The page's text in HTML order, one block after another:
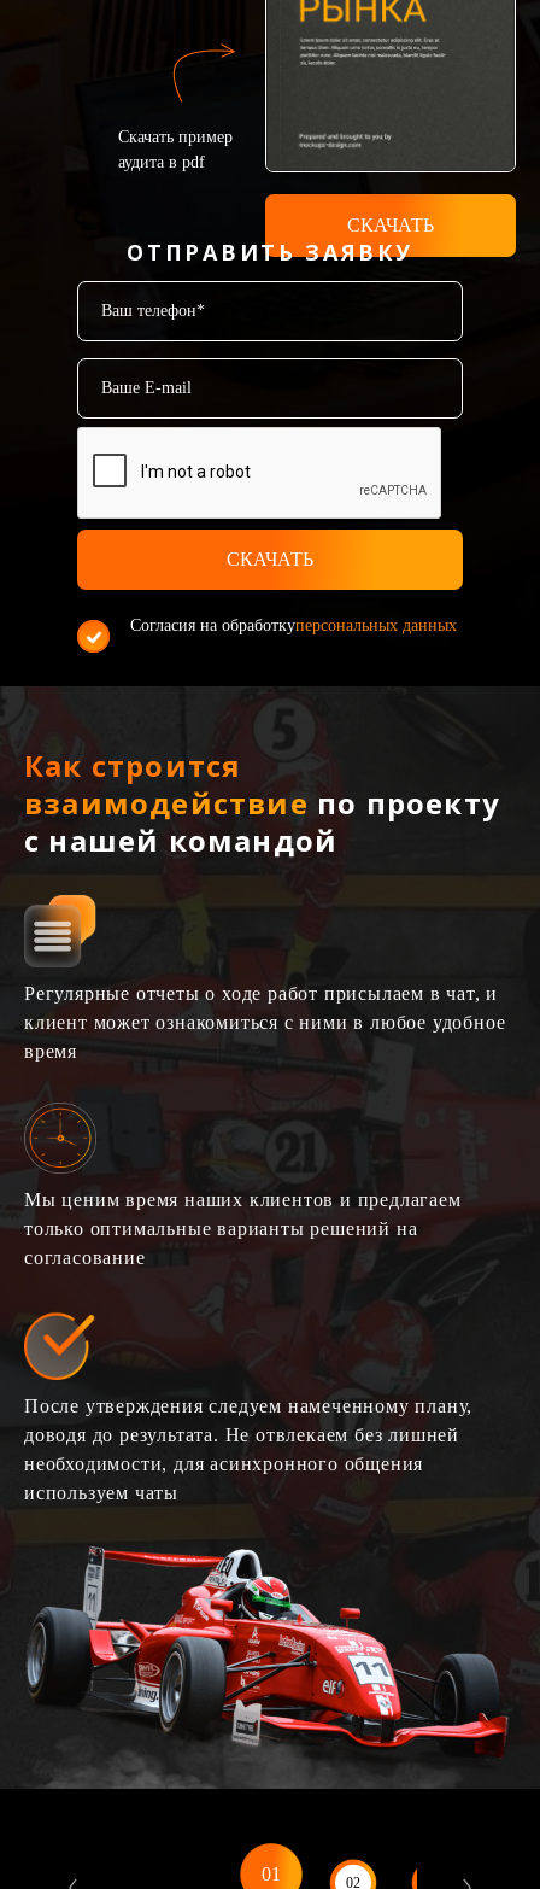
Скачать пример
аудита в pdf
СКАЧАТЬ
ОТПРАВИТЬ ЗАЯВКУ
Согласия на обработкуперсональных данных
Как строится
взаимодействие по проекту
с нашей командой
Регулярные отчеты о ходе работ присылаем в чат, и
клиент может ознакомиться с ними в любое удобное
время
Мы ценим время наших клиентов и предлагаем
только оптимальные варианты решений на
согласование
После утверждения следуем намеченному плану,
доводя до результата. Не отвлекаем без лишней
необходимости, для асинхронного общения
используем чаты